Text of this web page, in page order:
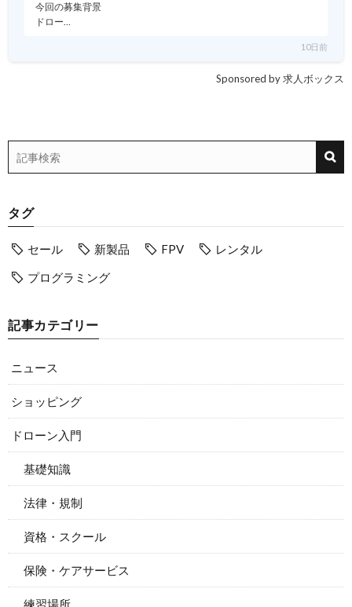
今回の募集背景
ドロー…
10日前
Sponsored by 求人ボックス
タグ
セール 新製品 FPV
レンタル
プログラミング
記事カテゴリー
ニュース
ショッピング
ドローン入門
基礎知識
法律・規制
資格・スクール
保険・ケアサービス
練習場所